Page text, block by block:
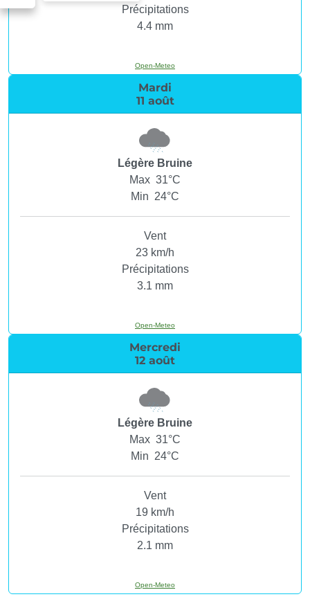
Précipitations
4.4 mm
Open-Meteo
Mardi
11 août
Légère Bruine
Max 31°C
Min 24°C
Vent
23 km/h
Précipitations
3.1 mm
Open-Meteo
Mercredi
12 août
Légère Bruine
Max 31°C
Min 24°C
Vent
19 km/h
Précipitations
2.1 mm
Open-Meteo